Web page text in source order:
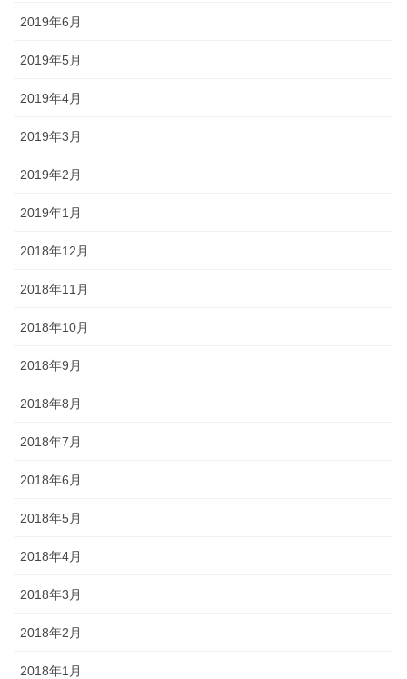
2019年6月
2019年5月
2019年4月
2019年3月
2019年2月
2019年1月
2018年12月
2018年11月
2018年10月
2018年9月
2018年8月
2018年7月
2018年6月
2018年5月
2018年4月
2018年3月
2018年2月
2018年1月